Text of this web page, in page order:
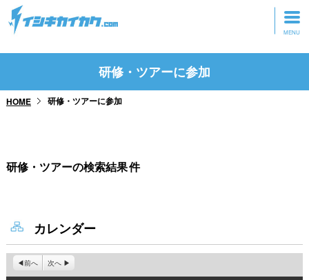
トップページ
研修・ツアーに参加
研修・ツアーに参加
HOME 研修・ツアーに参加
研修・ツアーの検索結果件
カレンダー
前へ 次へ